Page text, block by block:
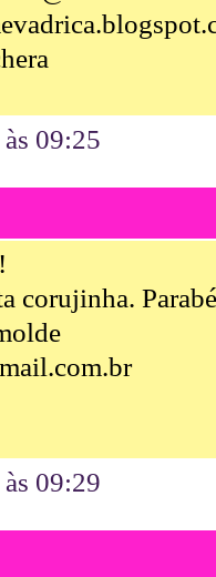
09:25
corujinha.
09:29